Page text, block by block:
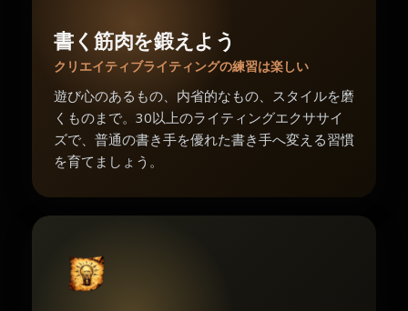
書く筋肉を鍛えよう
クリエイティブライティングの練習は楽しい
遊び心のあるもの、内省的なもの、スタイルを磨
くものまで。30以上のライティングエクササイ
ズで、普通の書き手を優れた書き手へ変える習慣
を育てましょう。